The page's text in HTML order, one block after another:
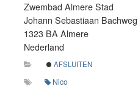
Zwembad Almere Stad
Johann Sebastiaan
1323 BA Almere
Nederland
AFSLUITEN
Nico